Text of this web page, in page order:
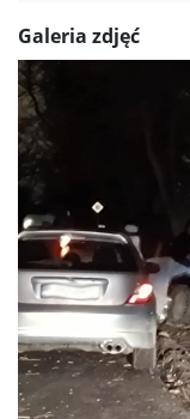
Galeria zdjęć